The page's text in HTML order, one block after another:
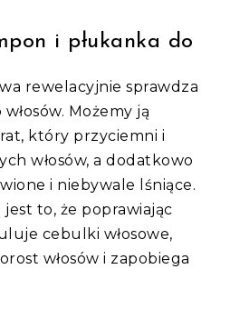
i płukanka do
rewelacyjnie sprawdza
Możemy ją
który przyciemni i
włosów, a dodatkowo
i niebywale lśniące.
to, że poprawiając
cebulki włosowe,
włosów i zapobiega